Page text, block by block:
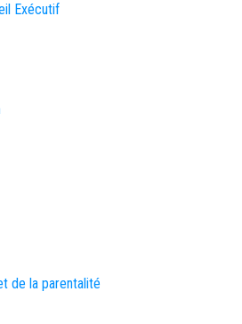
Exécutif
de la parentalité